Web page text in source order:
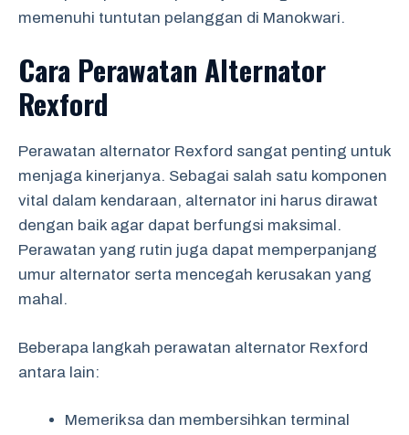
memenuhi tuntutan pelanggan di Manokwari.
Cara Perawatan Alternator
Rexford
Perawatan alternator Rexford sangat penting untuk
menjaga kinerjanya. Sebagai salah satu komponen
vital dalam kendaraan, alternator ini harus dirawat
dengan baik agar dapat berfungsi maksimal.
Perawatan yang rutin juga dapat memperpanjang
umur alternator serta mencegah kerusakan yang
mahal.
Beberapa langkah perawatan alternator Rexford
antara lain:
Memeriksa dan membersihkan terminal